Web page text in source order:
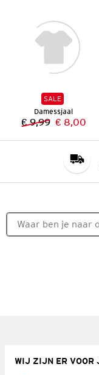
SALE
Damessjaal
Vorige
€ 9,99 Nieuwe
€ 8,00
WIJ ZIJN ER VOOR